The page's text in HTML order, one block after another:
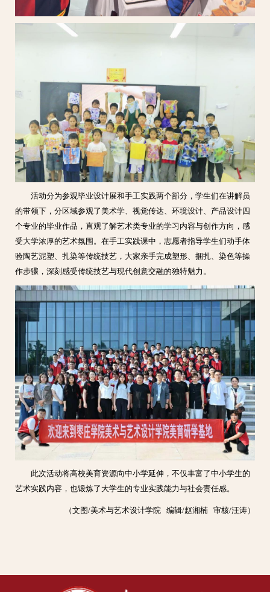
活动分为参观毕业设计展和手工实践两个部分，学生们在讲解员
的带领下，分区域参观了美术学、视觉传达、环境设计、产品设计四
个专业的毕业作品，直观了解艺术类专业的学习内容与创作方向，感
受大学浓厚的艺术氛围。在手工实践课中，志愿者指导学生们动手体
验陶艺泥塑、扎染等传统技艺，大家亲手完成塑形、捆扎、染色等操
作步骤，深刻感受传统技艺与现代创意交融的独特魅力。
此次活动将高校美育资源向中小学延伸，不仅丰富了中小学生的
艺术实践内容，也锻炼了大学生的专业实践能力与社会责任感。
（文图/美术与艺术设计学院 编辑/赵湘楠 审核/汪涛）